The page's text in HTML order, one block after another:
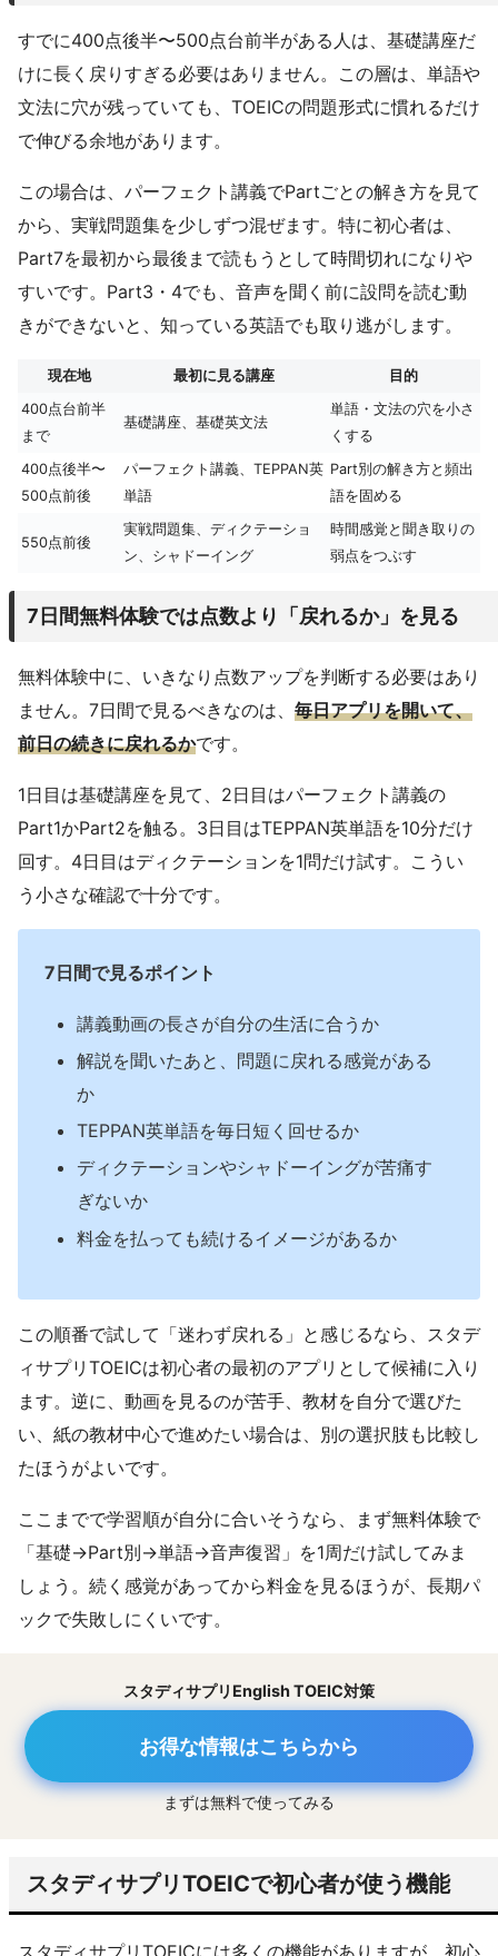
すでに400点後半〜500点台前半がある人は、基礎講座だ
けに長く戻りすぎる必要はありません。この層は、単語や
文法に穴が残っていても、TOEICの問題形式に慣れるだけ
で伸びる余地があります。
この場合は、パーフェクト講義でPartごとの解き方を見て
から、実戦問題集を少しずつ混ぜます。特に初心者は、
Part7を最初から最後まで読もうとして時間切れになりや
すいです。Part3・4でも、音声を聞く前に設問を読む動
きができないと、知っている英語でも取り逃がします。
現在地 最初に見る講座
目的
400点台前半
まで
基礎講座、基礎英文法
単語・文法の穴を小さ
くする
400点後半〜
500点前後
パーフェクト講義、TEPPAN英
単語
Part別の解き方と頻出
語を固める
550点前後
実戦問題集、ディクテーショ
ン、シャドーイング
時間感覚と聞き取りの
弱点をつぶす
7日間無料体験では点数より「戻れるか」を見る
無料体験中に、いきなり点数アップを判断する必要はあり
ません。7日間で見るべきなのは、 毎日アプリを開いて、
前日の続きに戻れるかです。
1日目は基礎講座を見て、2日目はパーフェクト講義の
Part1かPart2を触る。3日目はTEPPAN英単語を10分だけ
回す。4日目はディクテーションを1問だけ試す。こうい
う小さな確認で十分です。
7日間で見るポイント
講義動画の長さが自分の生活に合うか
解説を聞いたあと、問題に戻れる感覚がある
か
TEPPAN英単語を毎日短く回せるか
ディクテーションやシャドーイングが苦痛す
ぎないか
料金を払っても続けるイメージがあるか
この順番で試して「迷わず戻れる」と感じるなら、スタデ
ィサプリTOEICは初心者の最初のアプリとして候補に入り
ます。逆に、動画を見るのが苦手、教材を自分で選びた
い、紙の教材中心で進めたい場合は、別の選択肢も比較し
たほうがよいです。
ここまでで学習順が自分に合いそうなら、まず無料体験で
「基礎→Part別→単語→音声復習」を1周だけ試してみま
しょう。続く感覚があってから料金を見るほうが、長期パ
ックで失敗しにくいです。
スタディサプリEnglish TOEIC対策
お得な情報はこちらから
まずは無料で使ってみる
スタディサプリTOEICで初心者が使う機能
スタディサプリTOEICには多くの機能がありますが、初心